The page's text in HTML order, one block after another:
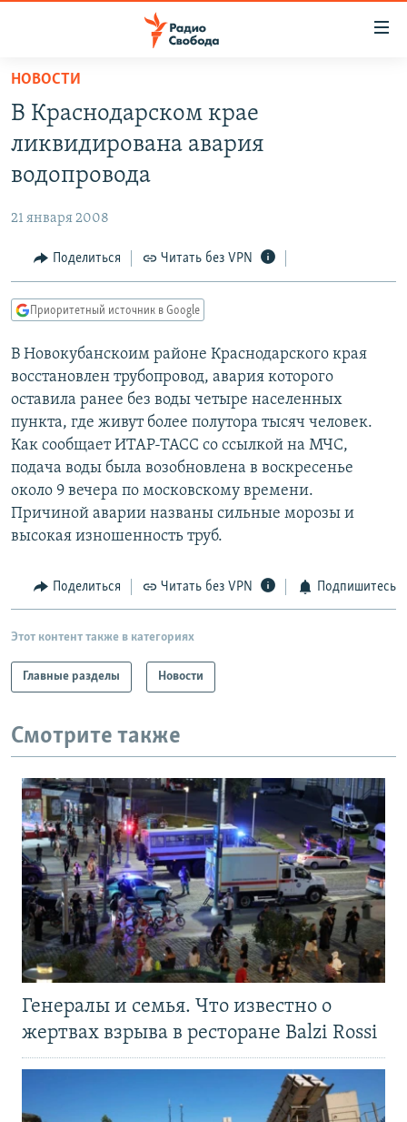
упрощенного
доступа
основному
Вернутся
Вернутся
поиску
ПОДКАСТЫ
АВТОРСКИЕ ПРОЕКТЫ
МНЕНИЯ
КУЛЬТУРА
КАВКАЗ.РЕАЛИИ
СЕВЕР.РЕАЛИИ
СИБИРЬ.РЕАЛИИ
РАСПИСАНИЕ ВЕЩАНИЯ
ПОДПИШИТЕСЬ НА РАССЫЛКУ
СОЦИАЛЬНЫЕ СЕТИ
НОВОСТИ
В Краснодарском крае
ликвидирована авария
водопровода
21 января 2008
Поделиться Читать без VPN
Приоритетный источник в Google
В Новокубанскоим районе Краснодарского края
восстановлен трубопровод, авария которого
оставила ранее без воды четыре населенных
пункта, где живут более полутора тысяч человек.
Как сообщает ИТАР-ТАСС со ссылкой на МЧС,
подача воды была возобновлена в воскресенье
около 9 вечера по московскому времени.
Причиной аварии названы сильные морозы и
высокая изношенность труб.
Поделиться Читать без VPN Подпишитесь
Этот контент также в категориях
Главные разделы Новости
Смотрите также
Генералы и семья. Что известно о
жертвах взрыва в ресторане Balzi Rossi